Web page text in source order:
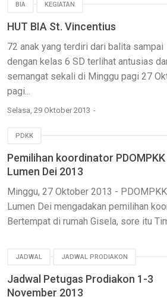
BIA KEGIATAN
HUT BIA St. Vincentius
72 anak yang terdiri dari balita sampai
dengan kelas 6 SD terlihat antusias
semangat sekali di Minggu pagi 27
pagi...
Selasa, 29 Oktober 2013
PDKK
Pemilihan koordinato​r PDOMPKK
Lumen Dei 2013
Minggu, 27 Oktober 2013 - PDOMPKK
Lumen Dei mengadakan pemilihan
Bertempat di rumah Gisela, sore itu
JADWAL JADWAL PRODIAKON
Jadwal Petugas Prodiakon 1-3
November 2013